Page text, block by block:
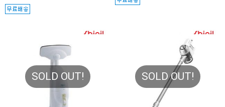
SOLD OUT! SOLD OUT!